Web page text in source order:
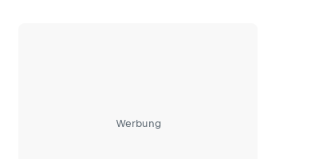
Werbung